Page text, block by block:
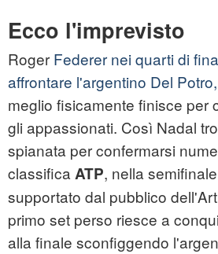
Ecco l'imprevisto
Roger Federer nei quarti di
affrontare l'argentino Del Potro,
meglio fisicamente finisce per
gli appassionati. Così Nadal
spianata per confermarsi
classifica ATP, nella
supportato dal pubblico
primo set perso riesce a
alla finale sconfiggendo